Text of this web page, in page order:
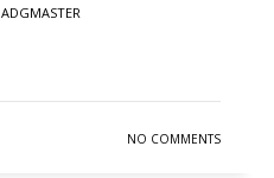
ADGMASTER
NO COMMENTS